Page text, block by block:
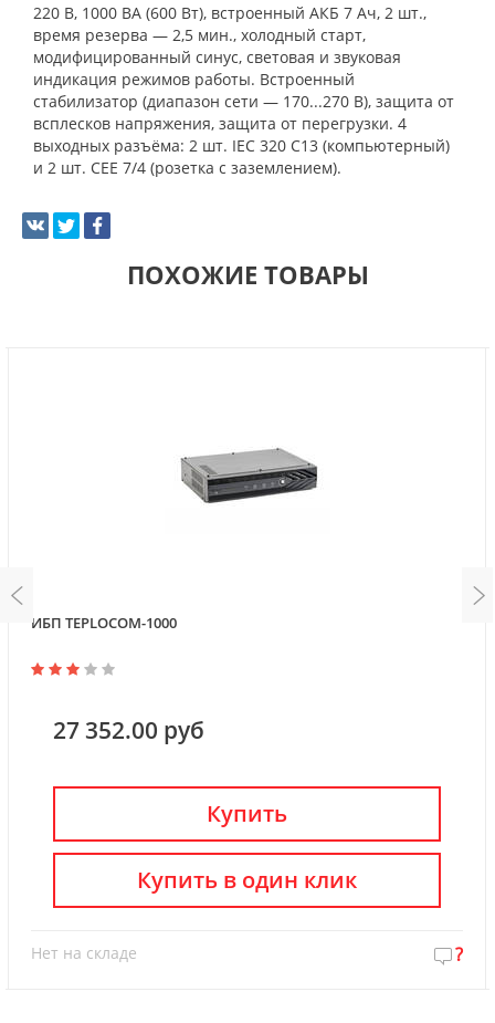
220 В, 1000 ВА (600 Вт), встроенный АКБ 7 Ач, 2 шт.,
время резерва — 2,5 мин., холодный старт,
модифицированный синус, световая и звуковая
индикация режимов работы. Встроенный
стабилизатор (диапазон сети — 170...270 В), защита от
всплесков напряжения, защита от перегрузки. 4
выходных разъёма: 2 шт. IEC 320 C13 (компьютерный)
и 2 шт. CEE 7/4 (розетка с заземлением).
ПОХОЖИЕ ТОВАРЫ
ИБП TEPLOCOM-1000
27 352.00 руб
Купить
Нет на складе ?
Купить в один клик